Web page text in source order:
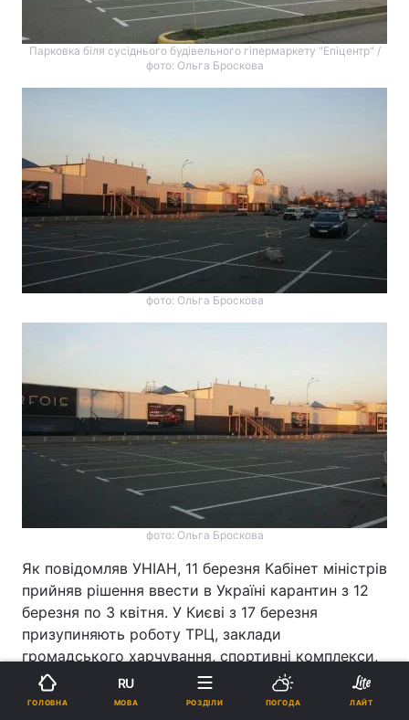
Парковка біля сусіднього будівельного гіпермаркету "Епіцентр" /
фото: Ольга Броскова
фото: Ольга Броскова
фото: Ольга Броскова
Як повідомляв УНІАН, 11 березня Кабінет міністрів
прийняв рішення ввести в Україні карантин з 12
березня по 3 квітня. У Києві з 17 березня
призупиняють роботу ТРЦ, заклади
громадського харчування, спортивні комплекси,
заклади побутового обслуговування та ін.
ГОЛОВНА
RU
МОВА РОЗДІЛИ ПОГОДА ЛАЙТ